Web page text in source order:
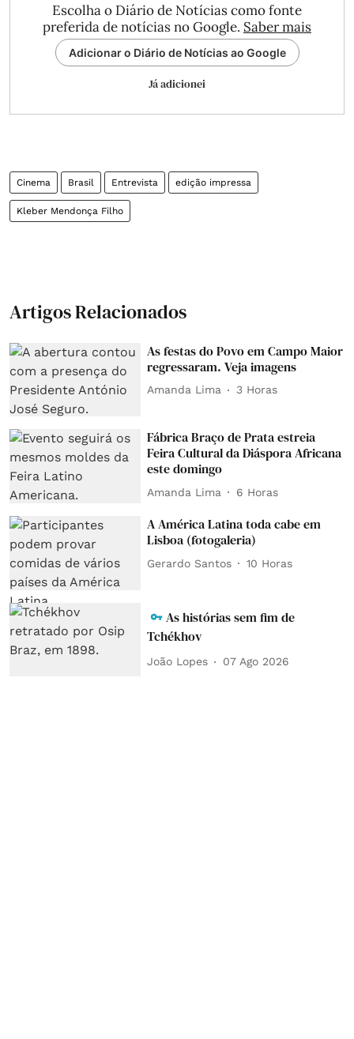
Escolha o Diário de Notícias como fonte
preferida de notícias no Google. Saber mais
Adicionar o Diário de Notícias ao Google
Já adicionei
Cinema Brasil Entrevista edição impressa
Kleber Mendonça Filho
Artigos Relacionados
As festas do Povo em Campo Maior
regressaram. Veja imagens
Amanda Lima 3 Horas
Fábrica Braço de Prata estreia
Feira Cultural da Diáspora Africana
este domingo
Amanda Lima 6 Horas
A América Latina toda cabe em
Lisboa (fotogaleria)
Gerardo Santos 10 Horas
As histórias sem fim de
Tchékhov
João Lopes 07 Ago 2026